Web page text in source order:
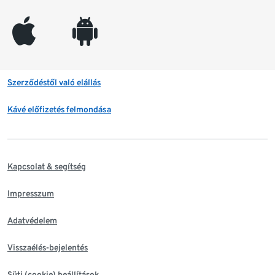
appleinc android
Szerződéstől való elállás
Kávé előfizetés felmondása
Kapcsolat & segítség
Impresszum
Adatvédelem
Visszaélés-bejelentés